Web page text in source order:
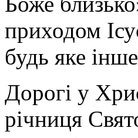
приходом
будь яке
Дорогі у
річниця